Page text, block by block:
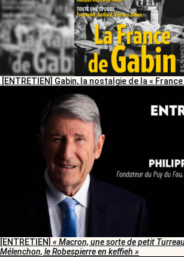
[ENTRETIEN] Gabin, la nostalgie de la « France
[ENTRETIEN] « Macron, une sorte de petit
Mélenchon, le Robespierre en keffieh »